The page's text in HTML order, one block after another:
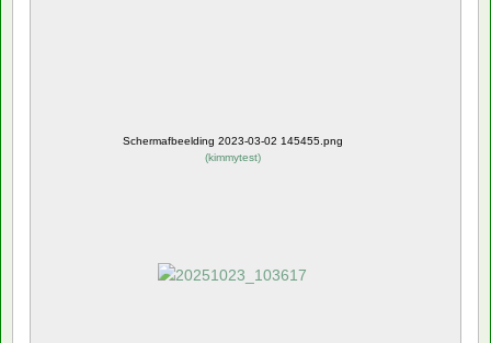
Schermafbeelding 2023-03-02 145455.png
(kimmytest)